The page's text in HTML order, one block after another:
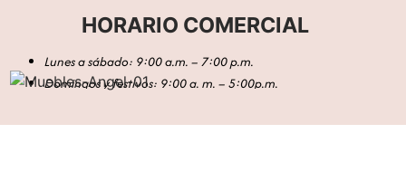
HORARIO COMERCIAL
Lunes a sábado: 9:00 a.m. – 7:00 p.m.
Domingos y festivos: 9:00 a. m. – 5:00p.m.